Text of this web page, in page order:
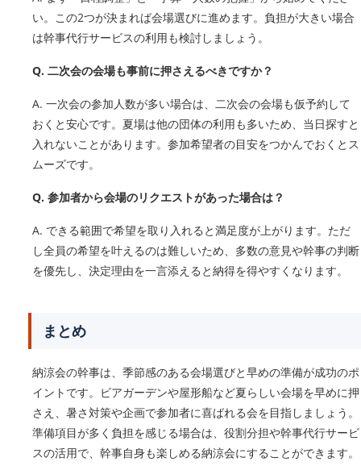
い。この2つが決まれば会場選びに進めます。負担が大きい場合
は幹事代行サービスの利用も検討しましょう。
Q. 二次会の会場も事前に押さえるべきですか？
A. 一次会の参加人数が多い場合は、二次会の会場も仮予約して
おくと安心です。夏場は他の団体の利用も多いため、当日探すと
入れないことがあります。参加希望者の目安をつかんでおくとス
ムーズです。
Q. 参加者から会場のリクエストがあった場合は？
A. できる範囲で希望を取り入れると満足度が上がります。ただ
し全員の希望を叶えるのは難しいため、多数の意見や幹事の判断
を優先し、決定理由を一言添えると納得を得やすくなります。
まとめ
納涼会の幹事は、季節感のある会場選びと早めの準備が成功のポ
イントです。ビアガーデンや屋形船など夏らしい会場を早めに押
さえ、暑さ対策や企画で参加者に喜ばれる会を目指しましょう。
準備項目が多く負担を感じる場合は、役割分担や幹事代行サービ
スの活用で、幹事自身も楽しめる納涼会にすることができます。